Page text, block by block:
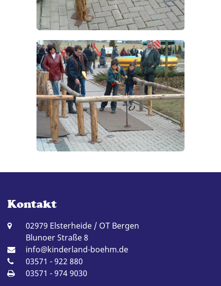
Kontakt
02979 Elsterheide / OT Bergen
Blunoer Straße 8
info@kinderland-boehm.de
03571 - 922 880
03571 - 974 9030